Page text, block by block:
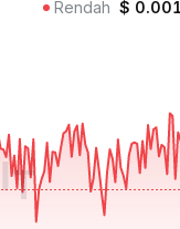
Rendah $